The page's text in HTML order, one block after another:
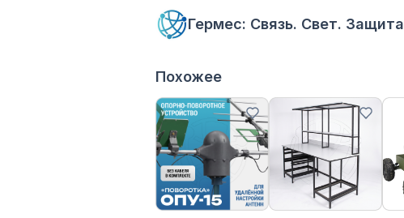
Гермес: Связь. Свет. Защита
Похожее